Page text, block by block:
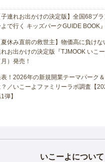
子連れお出かけの決定版】全国68ブ
よで行く キッズパークGUIDE BOOK
夏休み直前の救世主】物価高に負け
お出かけの決定版『TJMOOK いこ
月）発売！
表！2026年の新規開業テーマパーク
／いこーよファミリーラボ調査【
弾】
いこーよについて